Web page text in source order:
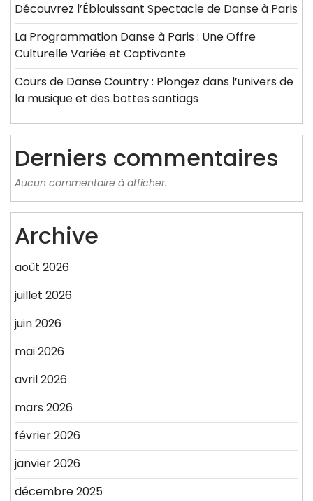
Découvrez l’Éblouissant Spectacle de Danse à Paris
La Programmation Danse à Paris : Une Offre
Culturelle Variée et Captivante
Cours de Danse Country : Plongez dans l’univers de
la musique et des bottes santiags
Derniers commentaires
Aucun commentaire à afficher.
Archive
août 2026
juillet 2026
juin 2026
mai 2026
avril 2026
mars 2026
février 2026
janvier 2026
décembre 2025